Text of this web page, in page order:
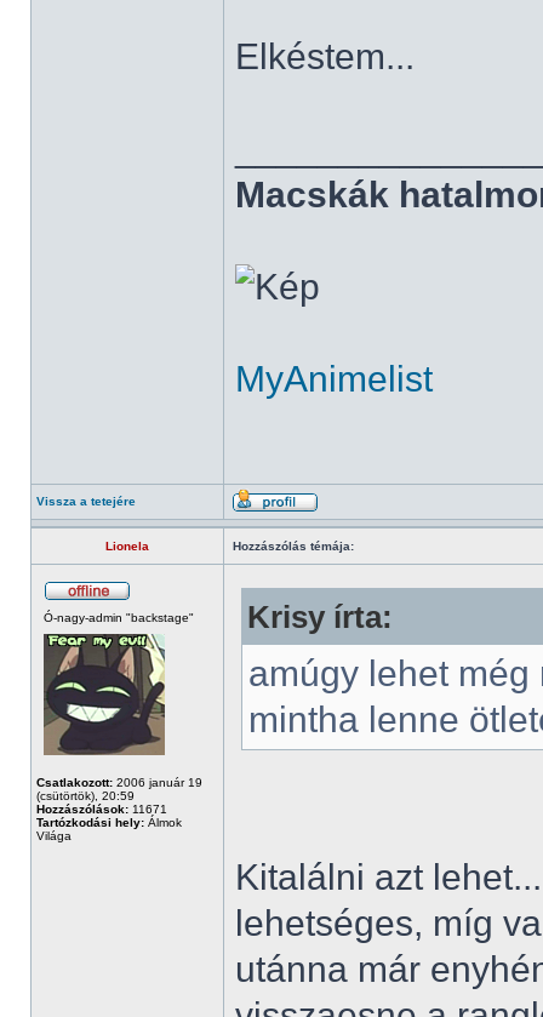
Elkéstem...
Macskák
MyAnimelist
Vissza a tetejére
Lionela Hozzászólás témája:
Ó-nagy-admin "backstage"
Csatlakozott: 2006 január 19
(csütörtök), 20:59
Hozzászólások: 11671
Tartózkodási hely: Álmok
Világa
Krisy írta:
amúgy lehet
mintha lenne
Kitalálni azt
lehetséges, míg
utánna már